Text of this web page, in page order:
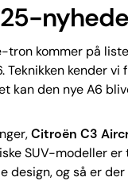
kommer på
Teknikken kender
kan den nye A6
Citroën C3
SUV-modeller
design, og så er